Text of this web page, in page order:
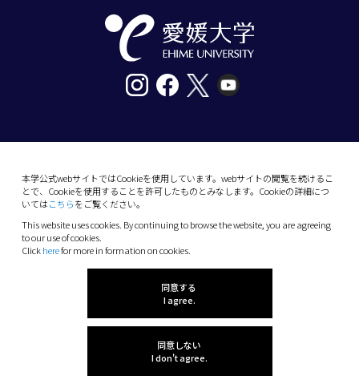
本学公式webサイトではCookieを使用しています。webサイトの閲覧を続けるこ
とで、Cookieを使用することを許可したものとみなします。Cookieの詳細につ
いてはこちらをご覧ください。
This website uses cookies. By continuing to browse the website, you are agreeing
to our use of cookies.
Clickherefor more in formation on cookies.
同意する
I agree.
同意しない
I don't agree.
10-13 Dogo-Himata, Matsuyama, Ehime 790-
Phone: +81 89-927-9000
(C) 2026 Ehime University.